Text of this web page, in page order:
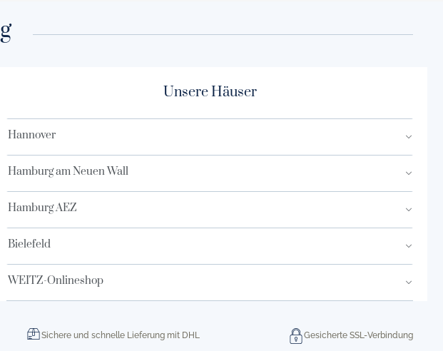
Unsere Häuser
Hannover
Hamburg am Neuen Wall
Hamburg AEZ
Bielefeld
WEITZ-Onlineshop
Sichere und schnelle Lieferung mit DHL Gesicherte SSL-Verbindung